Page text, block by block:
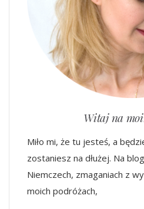
Witaj na
Miło mi, że tu jesteś, a
zostaniesz na dłużej. Na
Niemczech, zmaganiach z
moich podróżach,